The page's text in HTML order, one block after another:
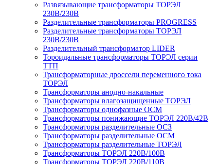
Развязывающие трансформаторы ТОРЭЛ
230В/230В
Разделительные трансформаторы PROGRESS
Разделительные трансформаторы ТОРЭЛ
230В/230В
Разделительный трансформатор LIDER
Тороидальные трансформаторы ТОРЭЛ серии
ТТП
Трансформаторные дроссели переменного тока
ТОРЭЛ
Трансформаторы анодно-накальные
Трансформаторы влагозащищенные ТОРЭЛ
Трансформаторы однофазные ОСМ
Трансформаторы понижающие ТОРЭЛ 220В/42В
Трансформаторы разделительные ОСЗ
Трансформаторы разделительные ОСМ
Трансформаторы разделительные ТОРЭЛ
Трансформаторы ТОРЭЛ 220В/100В
Трансформаторы ТОРЭЛ 220В/110В